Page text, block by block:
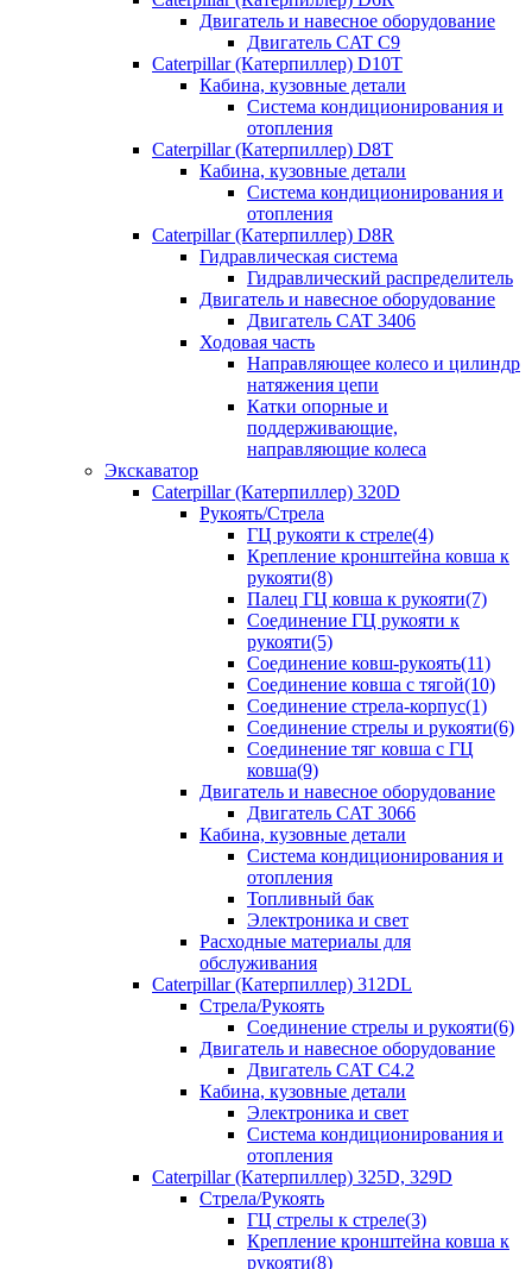
Двигатель и навесное оборудование
Двигатель CAT C9
Caterpillar (Катерпиллер) D10T
Кабина, кузовные детали
Система кондиционирования и
отопления
Caterpillar (Катерпиллер) D8T
Кабина, кузовные детали
Система кондиционирования и
отопления
Caterpillar (Катерпиллер) D8R
Гидравлическая система
Гидравлический распределитель
Двигатель и навесное оборудование
Двигатель CAT 3406
Ходовая часть
Направляющее колесо и цилиндр
натяжения цепи
Катки опорные и
поддерживающие,
направляющие колеса
Экскаватор
Caterpillar (Катерпиллер) 320D
Рукоять/Стрела
ГЦ рукояти к стреле(4)
Крепление кронштейна ковша к
рукояти(8)
Палец ГЦ ковша к рукояти(7)
Соединение ГЦ рукояти к
рукояти(5)
Соединение ковш-рукоять(11)
Соединение ковша с тягой(10)
Соединение стрела-корпус(1)
Соединение стрелы и рукояти(6)
Соединение тяг ковша с ГЦ
ковша(9)
Двигатель и навесное оборудование
Двигатель CAT 3066
Кабина, кузовные детали
Система кондиционирования и
отопления
Топливный бак
Электроника и свет
Расходные материалы для
обслуживания
Caterpillar (Катерпиллер) 312DL
Стрела/Рукоять
Соединение стрелы и рукояти(6)
Двигатель и навесное оборудование
Двигатель CAT С4.2
Кабина, кузовные детали
Электроника и свет
Система кондиционирования и
отопления
Caterpillar (Катерпиллер) 325D, 329D
Стрела/Рукоять
ГЦ стрелы к стреле(3)
Крепление кронштейна ковша к
рукояти(8)